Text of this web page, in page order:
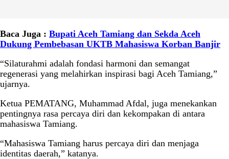
Baca Juga : Bupati Aceh Tamiang dan Sekda Aceh
Dukung Pembebasan UKTB Mahasiswa Korban Banjir
“Silaturahmi adalah fondasi harmoni dan semangat
regenerasi yang melahirkan inspirasi bagi Aceh Tamiang,”
ujarnya.
Ketua PEMATANG, Muhammad Afdal, juga menekankan
pentingnya rasa percaya diri dan kekompakan di antara
mahasiswa Tamiang.
“Mahasiswa Tamiang harus percaya diri dan menjaga
identitas daerah,” katanya.